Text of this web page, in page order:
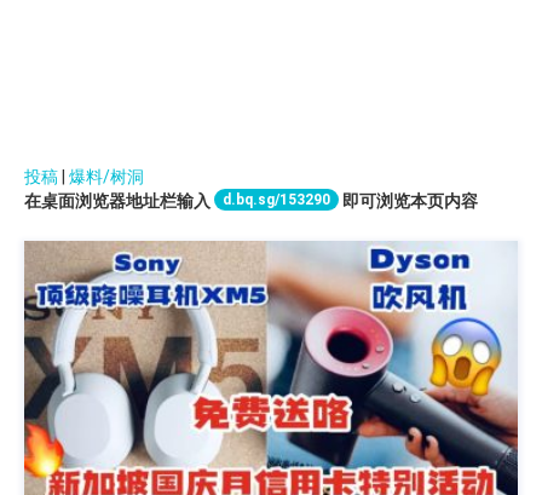
投稿 爆料/树洞
在桌面浏览器地址栏输入
d.bq.sg/153290 即可浏览本页内容